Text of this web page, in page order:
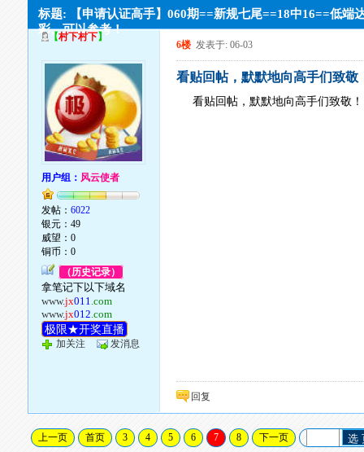
标题: 【申请认证高手】060期==新规七尾==18中16==低端
彩。可以参考！
【村下村下】
用户组： 风云使者
发帖：6022
银元：49
威望：0
铜币：0
（历史记录）
拿笔记下以下域名
www.jx011.com
www.jx012.com
极限★开奖直播
加关注 发消息
6楼 发表于: 06-03
看贴回帖，默默地向高手们致敬
看贴回帖，默默地向高手们致敬！
回复
上一页 首页 3 4 5 6 7 8 下一页 选